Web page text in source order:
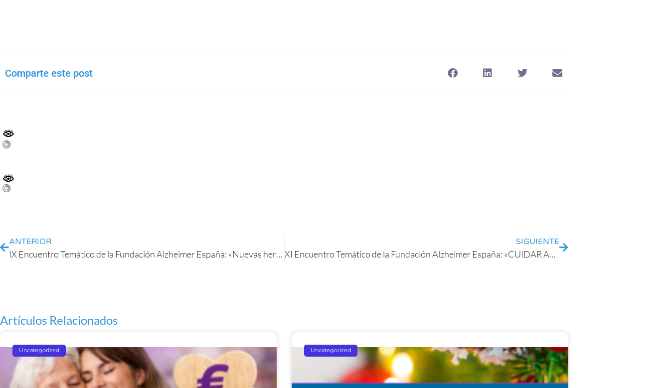
Comparte este post
ANTERIOR
IX Encuentro Temático de la Fundación Alzheimer España: «Nuevas herramientas de apoyo al cuidador (3)»
SIGUIENTE
XI Encuentro Temático de la Fundación Alzheimer España: «CUIDAR AL CUIDADOR : Puesta al día 20 años después – En el marco del Año Europeo del Envejecimiento activo y Soliradidad Intergeneracional»
Artículos Relacionados
Uncategorized Uncategorized